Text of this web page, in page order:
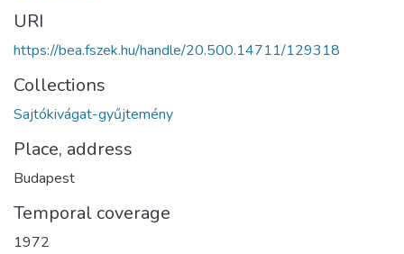
URI
https://bea.fszek.hu/handle/20.500.14711/129318
Collections
Sajtókivágat-gyűjtemény
Place, address
Budapest
Temporal coverage
1972